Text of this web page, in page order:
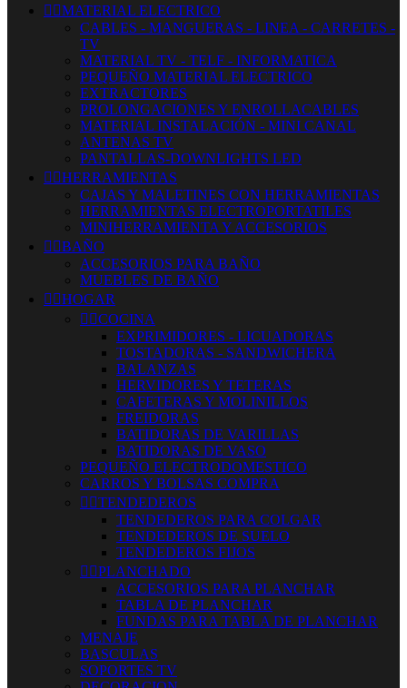
 MATERIAL ELECTRICO
CABLES - MANGUERAS - LINEA - CARRETES -
TV
MATERIAL TV - TELF - INFORMATICA
PEQUEÑO MATERIAL ELECTRICO
EXTRACTORES
PROLONGACIONES Y ENROLLACABLES
MATERIAL INSTALACIÓN - MINI CANAL
ANTENAS TV
PANTALLAS-DOWNLIGHTS LED
 HERRAMIENTAS
CAJAS Y MALETINES CON HERRAMIENTAS
HERRAMIENTAS ELECTROPORTATILES
MINIHERRAMIENTA Y ACCESORIOS
 BAÑO
ACCESORIOS PARA BAÑO
MUEBLES DE BAÑO
 HOGAR
 COCINA
EXPRIMIDORES - LICUADORAS
TOSTADORAS - SANDWICHERA
BALANZAS
HERVIDORES Y TETERAS
CAFETERAS Y MOLINILLOS
FREIDORAS
BATIDORAS DE VARILLAS
BATIDORAS DE VASO
PEQUEÑO ELECTRODOMESTICO
CARROS Y BOLSAS COMPRA
 TENDEDEROS
TENDEDEROS PARA COLGAR
TENDEDEROS DE SUELO
TENDEDEROS FIJOS
 PLANCHADO
ACCESORIOS PARA PLANCHAR
TABLA DE PLANCHAR
FUNDAS PARA TABLA DE PLANCHAR
MENAJE
BASCULAS
SOPORTES TV